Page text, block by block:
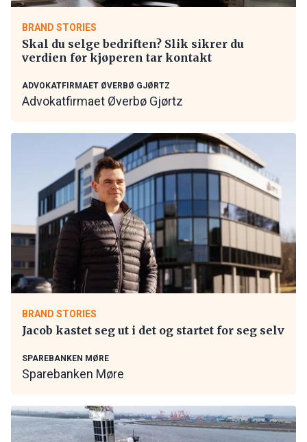
BRAND STORIES
Skal du selge bedriften? Slik sikrer du
verdien før kjøperen tar kontakt
ADVOKATFIRMAET ØVERBØ GJØRTZ
Advokatfirmaet Øverbø Gjørtz
BRAND STORIES
Jacob kastet seg ut i det og startet for seg selv
SPAREBANKEN MØRE
Sparebanken Møre